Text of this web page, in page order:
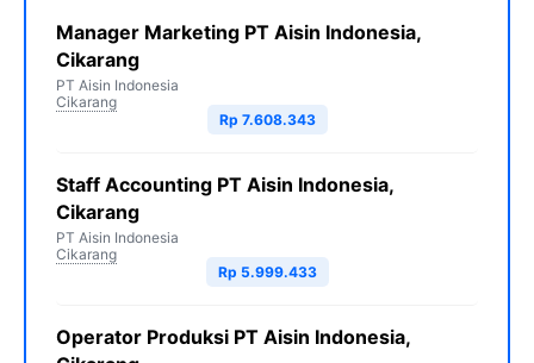
Manager Marketing PT Aisin Indonesia,
Cikarang
PT Aisin Indonesia
Cikarang
Rp 7.608.343
Staff Accounting PT Aisin Indonesia,
Cikarang
PT Aisin Indonesia
Cikarang
Rp 5.999.433
Operator Produksi PT Aisin Indonesia,